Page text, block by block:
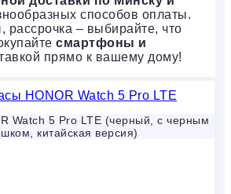
способов оплаты.
рассрочка – выбирайте, что
смартфоны и
прямо к вашему дому!
Watch 5 Pro LTE (черный, с черным
китайская версия)